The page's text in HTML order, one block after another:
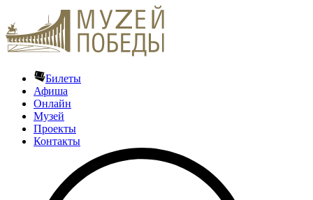
Билеты
Афиша
Онлайн
Музей
Проекты
Контакты